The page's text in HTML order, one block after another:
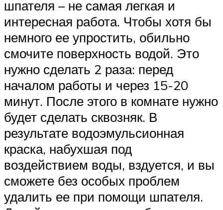
шпателя – не самая легкая и
интересная работа. Чтобы хотя бы
немного ее упростить, обильно
смочите поверхность водой. Это
нужно сделать 2 раза: перед
началом работы и через 15-20
минут. После этого в комнате нужно
будет сделать сквозняк. В
результате водоэмульсионная
краска, набухшая под
воздействием воды, вздуется, и вы
сможете без особых проблем
удалить ее при помощи шпателя.